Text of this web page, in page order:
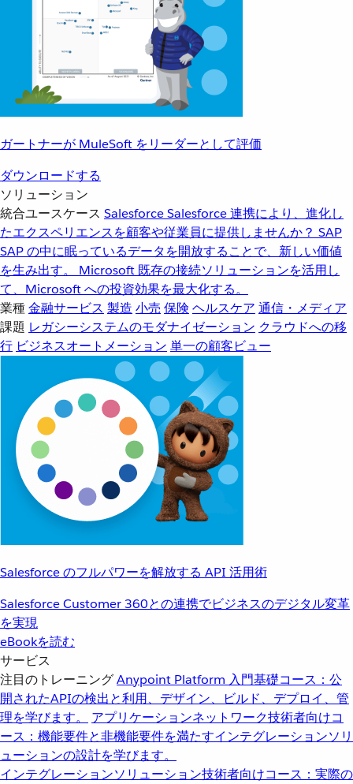
ガートナーが MuleSoft をリーダーとして評価
ダウンロードする
ソリューション
統合ユースケース SalesforceSalesforce 連携により、進化し
たエクスペリエンスを顧客や従業員に提供しませんか？ SAP
SAP の中に眠っているデータを開放することで、新しい価値
を生み出す。
Microsoft 既存の接続ソリューションを活用し
て、Microsoft への投資効果を最大化する。
業種金融サービス 製造 小売 保険 ヘルスケア 通信・メディア
課題 レガシーシステムのモダナイゼーション クラウドへの移
行 ビジネスオートメーション 単一の顧客ビュー
Salesforce のフルパワーを解放する API 活用術
Salesforce Customer 360との連携でビジネスのデジタル変革
を実現
eBookを読む
サービス
注目のトレーニングAnypoint Platform 入門基礎コース：公
開されたAPIの検出と利用、デザイン、ビルド、デプロイ、管
理を学びます。
アプリケーションネットワーク技術者向けコ
ース：機能要件と非機能要件を満たすインテグレーションソリ
ューションの設計を学びます。
インテグレーションソリューション技術者向けコース：実際の